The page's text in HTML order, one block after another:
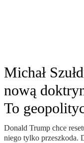
Michał
nową
To
Donald Trump chce
niego tylko przeszkoda.